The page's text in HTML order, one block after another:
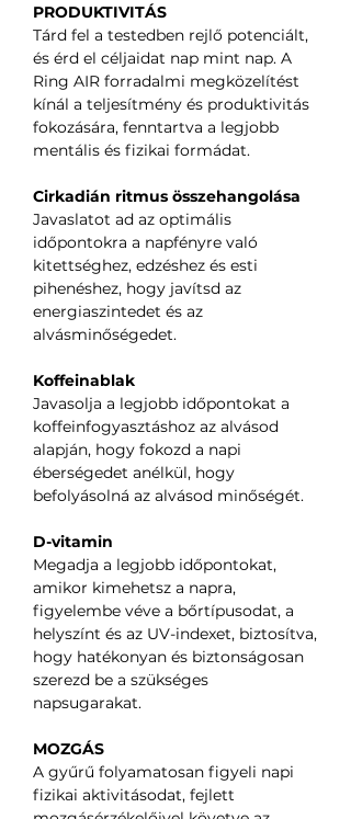
PRODUKTIVITÁS
Tárd fel a testedben rejlő potenciált,
és érd el céljaidat nap mint nap. A
Ring AIR forradalmi megközelítést
kínál a teljesítmény és produktivitás
fokozására, fenntartva a legjobb
mentális és fizikai formádat.
Cirkadián ritmus összehangolása
Javaslatot ad az optimális
időpontokra a napfényre való
kitettséghez, edzéshez és esti
pihenéshez, hogy javítsd az
energiaszintedet és az
alvásminőségedet.
Koffeinablak
Javasolja a legjobb időpontokat a
koffeinfogyasztáshoz az alvásod
alapján, hogy fokozd a napi
éberségedet anélkül, hogy
befolyásolná az alvásod minőségét.
D-vitamin
Megadja a legjobb időpontokat,
amikor kimehetsz a napra,
figyelembe véve a bőrtípusodat, a
helyszínt és az UV-indexet, biztosítva,
hogy hatékonyan és biztonságosan
szerezd be a szükséges
napsugarakat.
MOZGÁS
A gyűrű folyamatosan figyeli napi
fizikai aktivitásodat, fejlett